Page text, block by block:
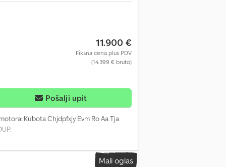
11.900 €
Fiksna cena plus PDV
(14.399 € bruto)
Pošalji upit
Kubota Chjdpfxjy Evm Ro Aa Tja
Mali oglas